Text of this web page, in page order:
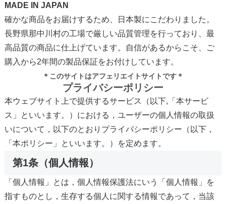
MADE IN JAPAN
確かな商品をお届けするため、日本製にこだわりました。
長野県那中川村の工場で厳しい品質管理を行っており、最
高品質の商品に仕上げています。自信があるからこそ、ご
購入から2年間の製品保証をお付けしています。
＊このサイトはアフェリエイトサイトです＊
プライバシーポリシー
本ウェブサイト上で提供するサービス（以下,「本サービ
ス」といいます。）における，ユーザーの個人情報の取扱
いについて，以下のとおりプライバシーポリシー（以下，
「本ポリシー」といいます。）を定めます。
第1条（個人情報）
「個人情報」とは，個人情報保護法にいう「個人情報」を
指すものとし，生存する個人に関する情報であって，当該